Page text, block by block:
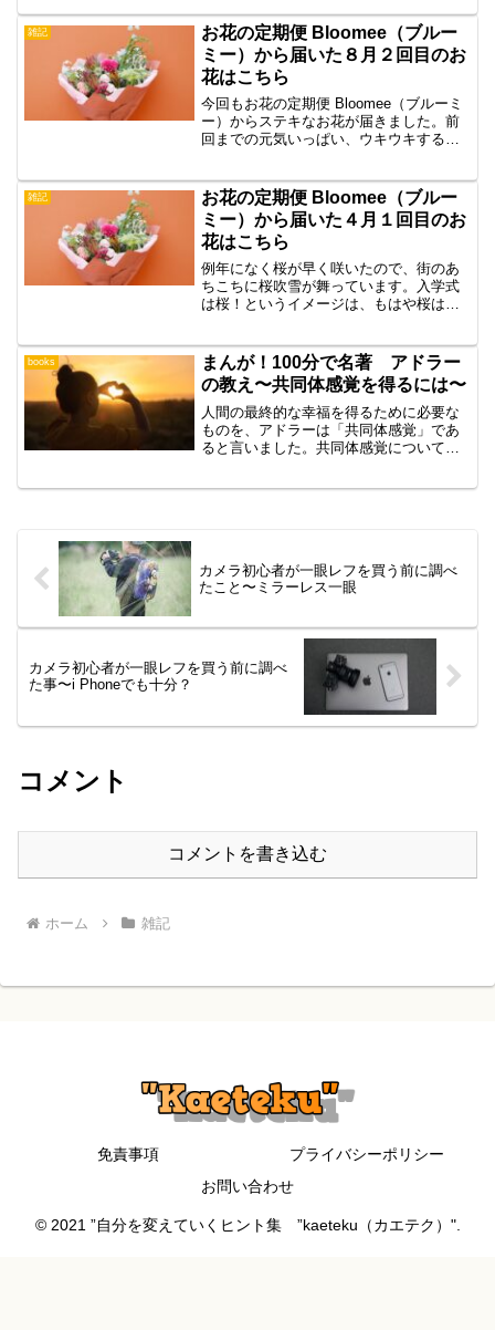
す。今までの手帳遍歴最近はスケジュー
ル管理をデジタル管理し...
雑記
お花の定期便 Bloomee（ブルー
ミー）から届いた８月２回目のお
花はこちら
今回もお花の定期便 Bloomee（ブルーミ
ー）からステキなお花が届きました。前
回までの元気いっぱい、ウキウキするよ
は疲れた心も癒してくれます。
雑記
お花の定期便 Bloomee（ブルー
ミー）から届いた４月１回目のお
花はこちら
例年になく桜が早く咲いたので、街のあ
ちこちに桜吹雪が舞っています。入学式
は桜！というイメージは、もはや桜は卒
が満開の時期の週末が花散らしの雨でし
た。青空に映える淡いピンク...
books
まんが！100分で名著 アドラー
の教え〜共同体感覚を得るには〜
人間の最終的な幸福を得るために必要な
ものを、アドラーは「共同体感覚」であ
ると言いました。共同体感覚について
カメラ初心者が一眼レフを買う前に調べ
たこと〜ミラーレス一眼
カメラ初心者が一眼レフを買う前に調べ
た事〜i Phoneでも十分？
コメント
コメントを書き込む
ホーム 雑記
免責事項
プライバシーポリシー
お問い合わせ
© 2021 ”自分を変えていくヒント集 ”kaeteku（カエテク）".